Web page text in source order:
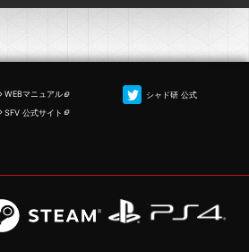
WEBマニュアル
SFV 公式サイト
シャド研 公式